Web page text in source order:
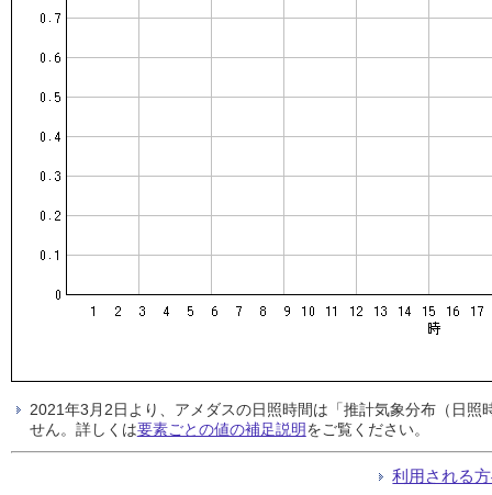
2021年3月2日より、アメダスの日照時間は「推計気象分布（日
せん。詳しくは要素ごとの値の補足説明をご覧ください。
利用される